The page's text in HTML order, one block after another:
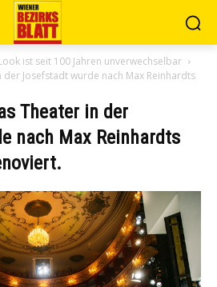
ist seit 100 Jahren unverwechselbar
Josefstadt wurde nach Max Reinhardts
Theater in der
nach Max Reinhardts